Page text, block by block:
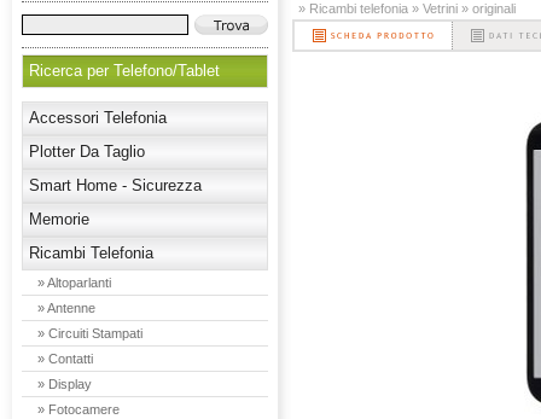
Ricerca per Telefono/Tablet
Accessori Telefonia
Plotter Da Taglio
Smart Home - Sicurezza
Memorie
Ricambi Telefonia
» Altoparlanti
» Antenne
» Circuiti Stampati
» Contatti
» Display
» Fotocamere
» Ricambi telefonia » Vetrini » originali